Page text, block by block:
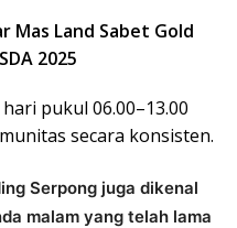
Mas Land Sabet Gold
2025
pukul 06.00–13.00
secara konsisten.
Serpong juga dikenal
malam yang telah lama